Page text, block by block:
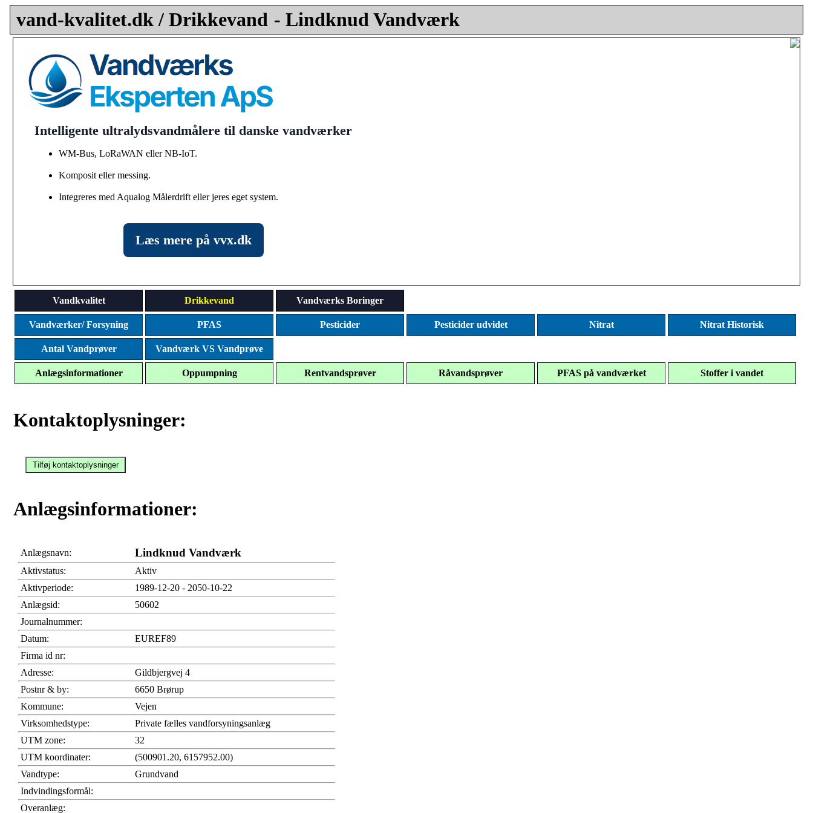
vand-kvalitet.dk / Drikkevand - Lindknud Vandværk
Intelligente ultralydsvandmålere til danske vandværker
WM-Bus, LoRaWAN eller NB-IoT.
Komposit eller messing.
Integreres med Aqualog Målerdrift eller jeres eget system.
Læs mere på vvx.dk
Vandkvalitet Drikkevand Vandværks Boringer
Vandværker/ Forsyning PFAS Pesticider Pesticider udvidet Nitrat Nitrat Historisk
Antal Vandprøver Vandværk VS Vandprøve
Anlægsinformationer Oppumpning Rentvandsprøver Råvandsprøver PFAS på vandværket Stoffer i vandet
Kontaktoplysninger:
Anlægsinformationer:
Anlægsnavn: Lindknud Vandværk
Aktivstatus:
Aktiv
Aktivperiode:
1989-12-20 - 2050-10-22
Anlægsid:
50602
Journalnummer:
Datum:
EUREF89
Firma id nr:
Adresse:
Gildbjergvej 4
Postnr & by:
6650 Brørup
Kommune:
Vejen
Virksomhedstype:
Private fælles vandforsyningsanlæg
UTM zone:
32
UTM koordinater:
(500901.20, 6157952.00)
Vandtype:
Grundvand
Indvindingsformål:
Overanlæg: